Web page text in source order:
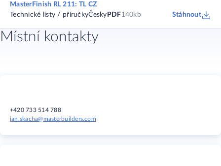
MasterFinish RL 211: TL CZ
Technické listy / příručkyČesky PDF140kb Stáhnout
Místní kontakty
+420 733 514 788
jan.skacha@masterbuilders.com